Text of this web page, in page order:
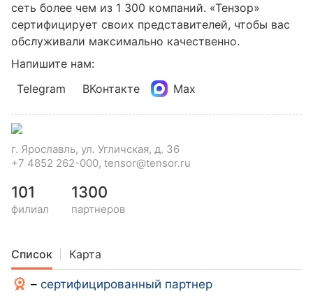
сеть более чем из 1 300 компаний. «Тензор»
сертифицирует своих представителей, чтобы вас
обслуживали максимально качественно.
Напишите нам:
Telegram
ВКонтакте Max
г. Ярославль, ул. Угличская, д. 36
+7 4852 262-000, tensor@tensor.ru
101
филиал
1300
партнеров
Список Карта
– сертифицированный партнер